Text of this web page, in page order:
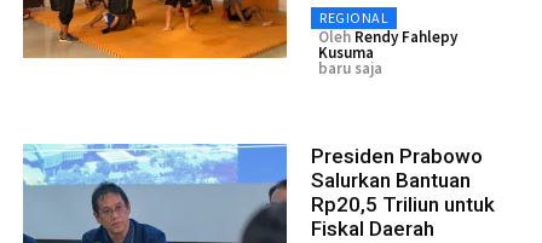
REGIONAL
Oleh Rendy Fahlepy
Kusuma
baru saja
Presiden Prabowo
Salurkan Bantuan
Rp20,5 Triliun untuk
Fiskal Daerah